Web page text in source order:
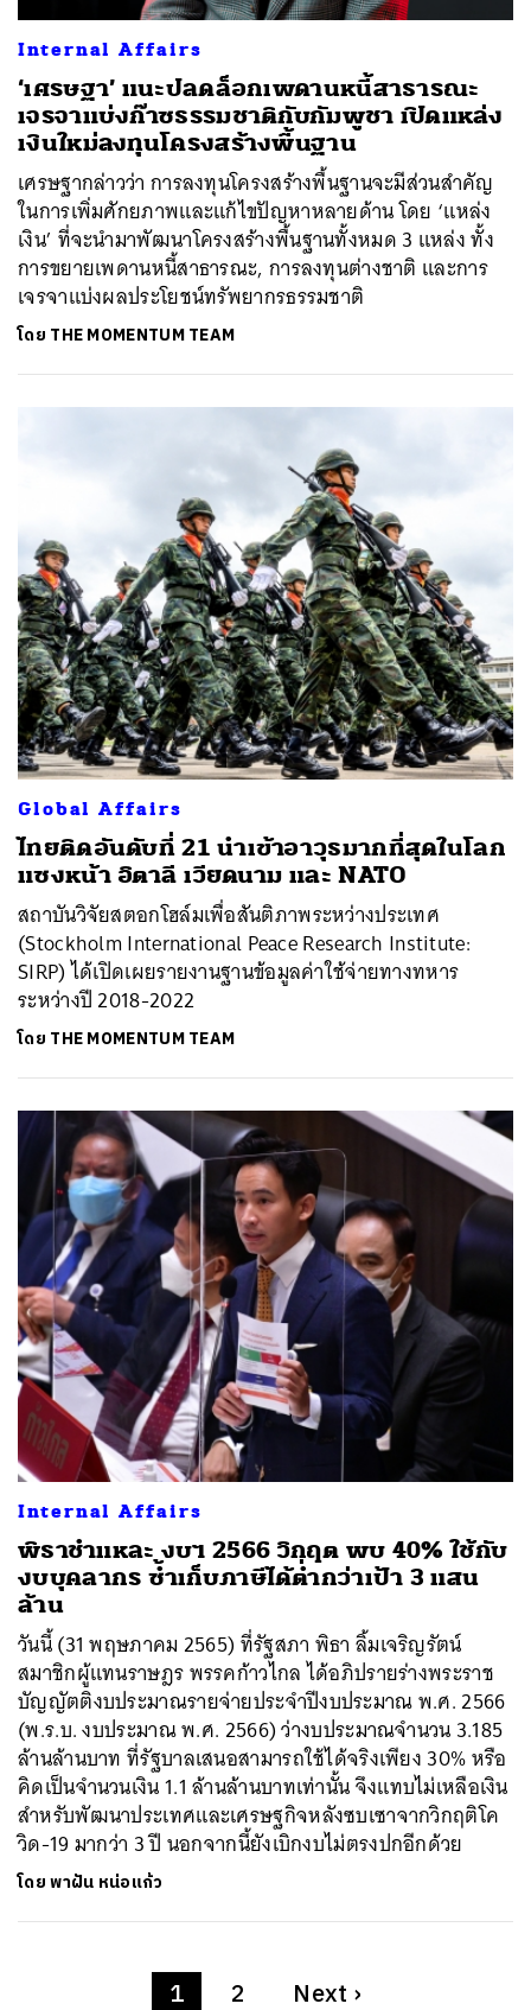
Internal Affairs
‘เศรษฐา’ แนะปลดล็อกเพดานหนี้สาธารณะ
เจรจาแบ่งก๊าซธรรมชาติกับกัมพูชา เปิดแหล่ง
เงินใหม่ลงทุนโครงสร้างพื้นฐาน
เศรษฐากล่าวว่า การลงทุนโครงสร้างพื้นฐานจะมีส่วนสำคัญ
ในการเพิ่มศักยภาพและแก้ไขปัญหาหลายด้าน โดย ‘แหล่ง
เงิน’ ที่จะนำมาพัฒนาโครงสร้างพื้นฐานทั้งหมด 3 แหล่ง ทั้ง
การขยายเพดานหนี้สาธารณะ, การลงทุนต่างชาติ และการ
เจรจาแบ่งผลประโยชน์ทรัพยากรธรรมชาติ
โดย THE MOMENTUM TEAM
Global Affairs
ไทยติดอันดับที่ 21 นำเข้าอาวุธมากที่สุดในโลก
แซงหน้า อิตาลี เวียดนาม และ NATO
สถาบันวิจัยสตอกโฮล์มเพื่อสันติภาพระหว่างประเทศ
(Stockholm International Peace Research Institute:
SIRP) ได้เปิดเผยรายงานฐานข้อมูลค่าใช้จ่ายทางทหาร
ระหว่างปี 2018-2022
โดย THE MOMENTUM TEAM
Internal Affairs
พิธาชำแหละ งบฯ 2566 วิกฤต พบ 40% ใช้กับ
งบบุคลากร ซ้ำเก็บภาษีได้ต่ำกว่าเป้า 3 แสน
ล้าน
วันนี้ (31 พฤษภาคม 2565) ที่รัฐสภา พิธา ลิ้มเจริญรัตน์
สมาชิกผู้แทนราษฎร พรรคก้าวไกล ได้อภิปรายร่างพระราช
บัญญัตติงบประมาณรายจ่ายประจำปีงบประมาณ พ.ศ. 2566
(พ.ร.บ. งบประมาณ พ.ศ. 2566) ว่างบประมาณจำนวน 3.185
ล้านล้านบาท ที่รัฐบาลเสนอสามารถใช้ได้จริงเพียง 30% หรือ
คิดเป็นจำนวนเงิน 1.1 ล้านล้านบาทเท่านั้น จึงแทบไม่เหลือเงิน
สำหรับพัฒนาประเทศและเศรษฐกิจหลังซบเซาจากวิกฤติโค
วิด-19 มากว่า 3 ปี นอกจากนี้ยังเบิกงบไม่ตรงปกอีกด้วย
โดยพาฝัน หน่อแก้ว
1 2 Next ›